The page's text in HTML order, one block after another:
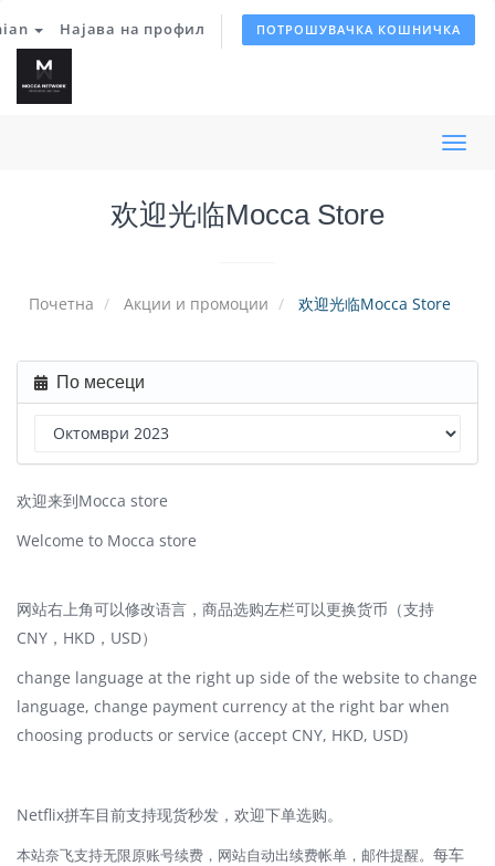
Најава на профил ПОТРОШУВАЧКА КОШНИЧКА
欢迎光临Mocca Store
Почетна Акции и промоции 欢迎光临Mocca Store
По месеци
欢迎来到Mocca store
Welcome to Mocca store
网站右上角可以修改语言，商品选购左栏可以更换货币（支持
CNY，HKD，USD）
change language at the right up side of the website to change
language, change payment currency at the right bar when
choosing products or service (accept CNY, HKD, USD)
Netflix拼车目前支持现货秒发，欢迎下单选购。
本站奈飞支持无限原账号续费，网站自动出续费帐单，邮件提醒。 每车